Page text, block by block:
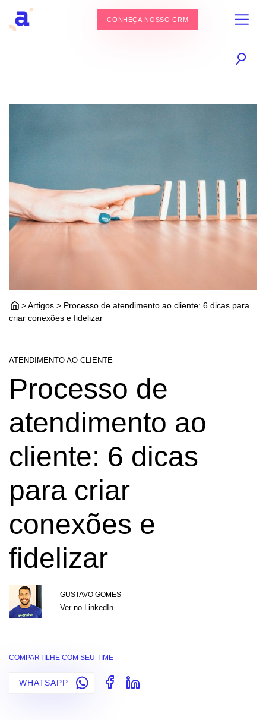
CONHEÇA NOSSO CRM
> Artigos > Processo de atendimento ao cliente: 6 dicas para
criar conexões e fidelizar
ATENDIMENTO AO CLIENTE
Processo de
atendimento ao
cliente: 6 dicas
para criar
conexões e
fidelizar
GUSTAVO GOMES
Ver no LinkedIn
COMPARTILHE COM SEU TIME
WHATSAPP